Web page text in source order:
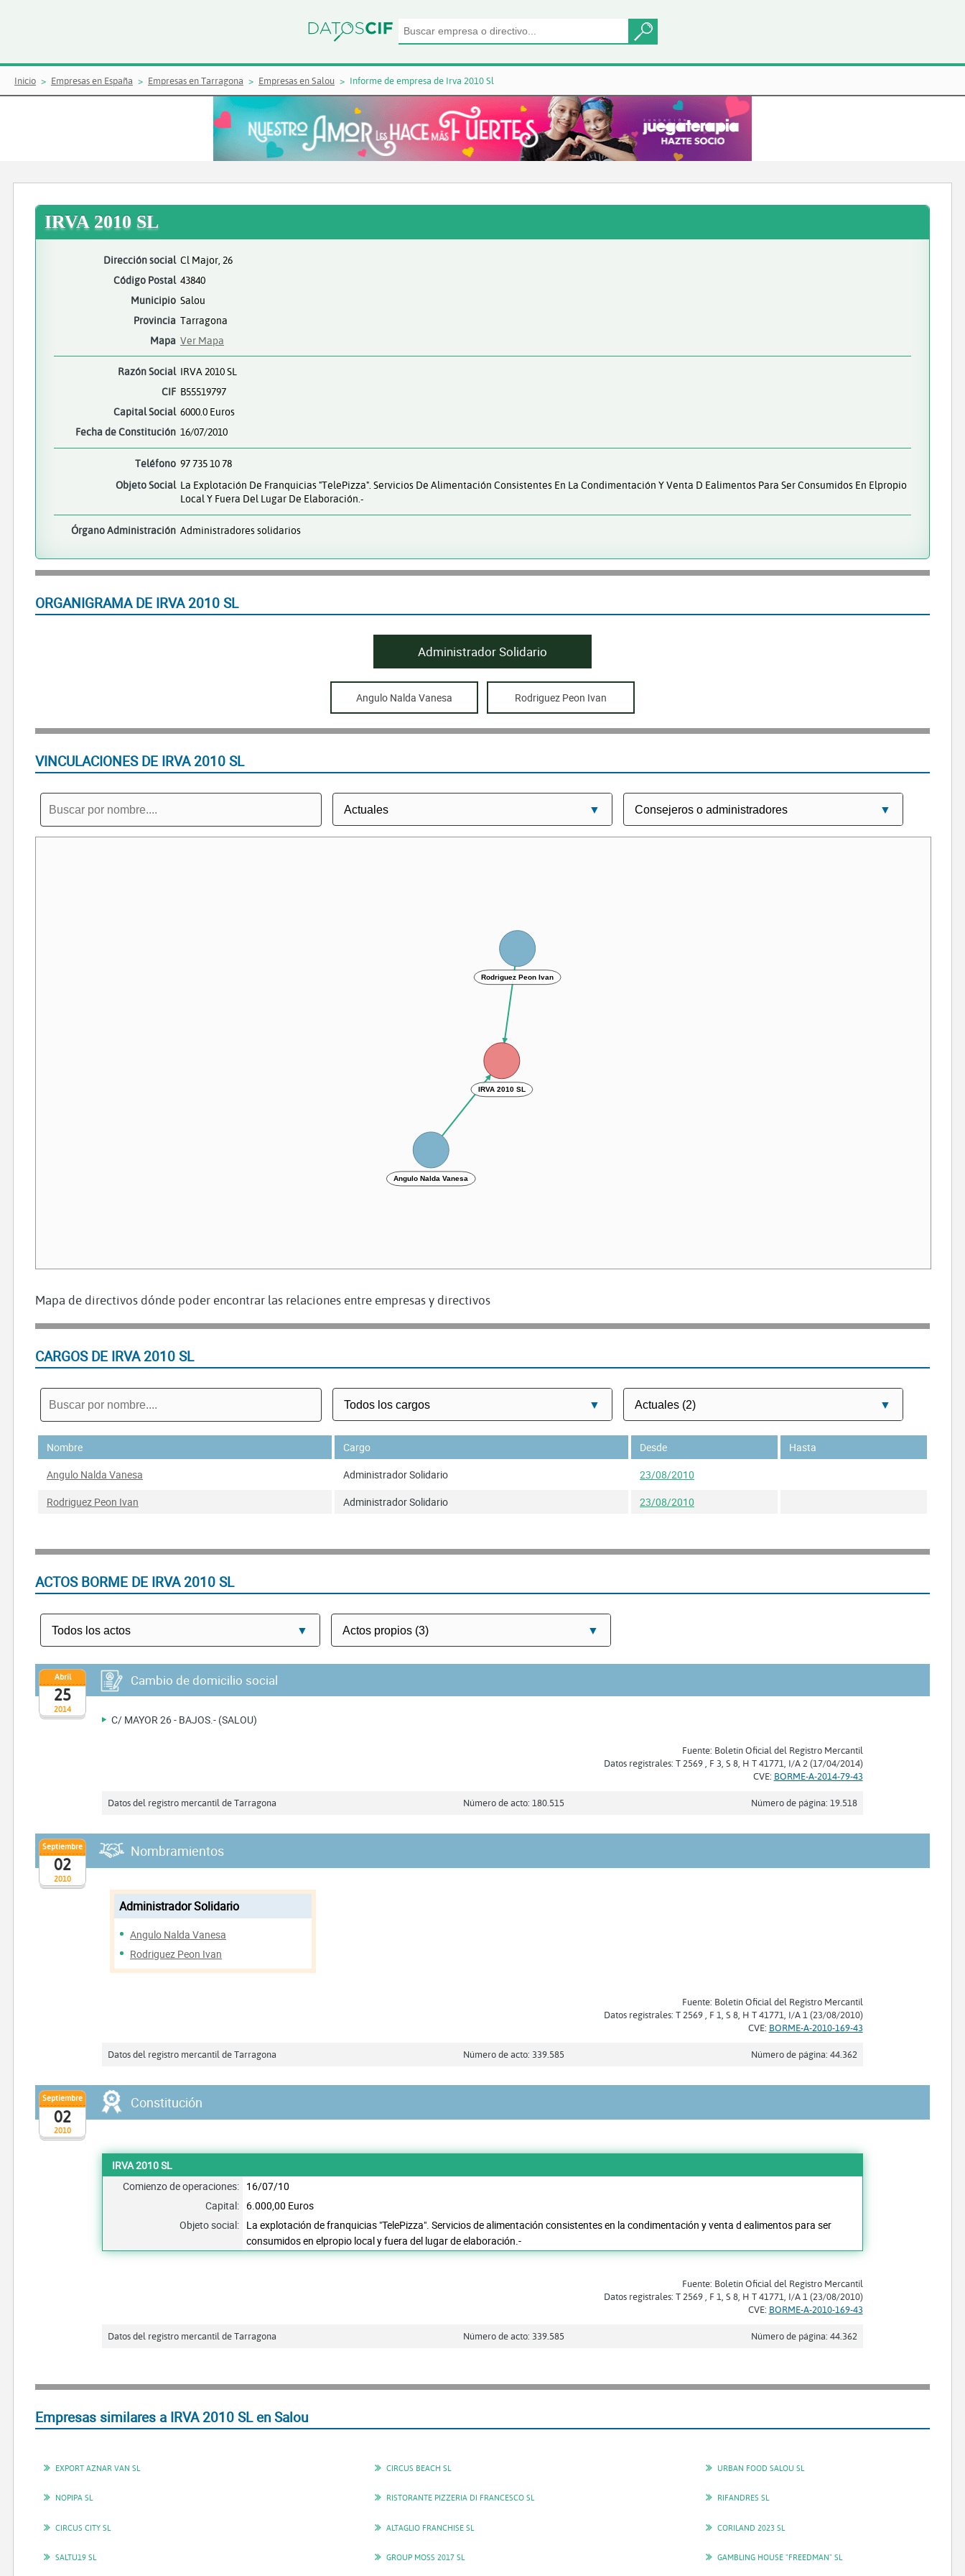
Inicio Empresas en España Empresas en Tarragona Empresas en Salou Informe de empresa de Irva 2010 Sl
IRVA 2010 SL
Dirección social Cl Major, 26
Código Postal 43840
Municipio Salou
Provincia Tarragona
Mapa Ver Mapa
Razón Social IRVA 2010 SL
CIF B55519797
Capital Social 6000.0 Euros
Fecha de Constitución 16/07/2010
Teléfono 97 735 10 78
Objeto Social La Explotación De Franquicias "TelePizza". Servicios De Alimentación Consistentes En La Condimentación Y Venta D Ealimentos Para Ser Consumidos En Elpropio
Local Y Fuera Del Lugar De Elaboración.-
Órgano Administración Administradores solidarios
ORGANIGRAMA DE IRVA 2010 SL
Administrador Solidario
Angulo Nalda Vanesa Rodriguez Peon Ivan
VINCULACIONES DE IRVA 2010 SL
IRVA 2010 SL
Angulo Nalda Vanesa
Rodriguez Peon Ivan
Mapa de directivos dónde poder encontrar las relaciones entre empresas y directivos
CARGOS DE IRVA 2010 SL
Nombre Cargo Desde
Hasta
Angulo Nalda Vanesa
Administrador Solidario
23/08/2010
Rodriguez Peon Ivan
Administrador Solidario 23/08/2010
ACTOS BORME DE IRVA 2010 SL
2014
Abril
25
Cambio de domicilio social
C/ MAYOR 26 - BAJOS.- (SALOU)
Fuente: Boletín Oficial del Registro Mercantil
Datos registrales: T 2569 , F 3, S 8, H T 41771, I/A 2 (17/04/2014)
CVE: BORME-A-2014-79-43
Datos del registro mercantil de Tarragona Número de acto: 180.515 Número de página: 19.518
2010
Septiembre
02
Nombramientos
Administrador Solidario
Angulo Nalda Vanesa
Rodriguez Peon Ivan
Fuente: Boletín Oficial del Registro Mercantil
Datos registrales: T 2569 , F 1, S 8, H T 41771, I/A 1 (23/08/2010)
CVE: BORME-A-2010-169-43
Datos del registro mercantil de Tarragona Número de acto: 339.585 Número de página: 44.362
2010
Septiembre
02
Constitución
IRVA 2010 SL
Comienzo de operaciones: 16/07/10
Capital: 6.000,00 Euros
Objeto social: La explotación de franquicias "TelePizza". Servicios de alimentación consistentes en la condimentación y venta d ealimentos para ser
consumidos en elpropio local y fuera del lugar de elaboración.-
Fuente: Boletín Oficial del Registro Mercantil
Datos registrales: T 2569 , F 1, S 8, H T 41771, I/A 1 (23/08/2010)
CVE: BORME-A-2010-169-43
Datos del registro mercantil de Tarragona Número de acto: 339.585 Número de página: 44.362
Empresas similares a IRVA 2010 SL en Salou
EXPORT AZNAR VAN SL CIRCUS BEACH SL URBAN FOOD SALOU SL
NOPIPA SL RISTORANTE PIZZERIA DI FRANCESCO SL RIFANDRES SL
CIRCUS CITY SL ALTAGLIO FRANCHISE SL CORILAND 2023 SL
SALTU19 SL GROUP MOSS 2017 SL GAMBLING HOUSE "FREEDMAN" SL